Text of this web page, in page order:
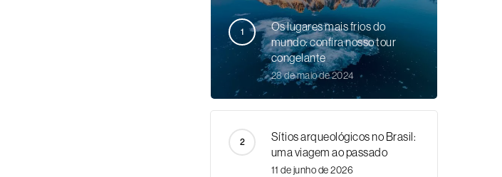
Os lugares mais frios do
mundo: confira nosso tour
congelante
28 de maio de 2024
Sítios arqueológicos no Brasil:
uma viagem ao passado
11 de junho de 2026